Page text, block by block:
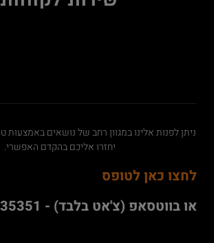
ניתן לפנות אלינו במגוון רחב של נושאים באמצעות
יחזרו אליכם בהקדם האפשרי.
לחצו כאן לטופס
או בווטסאפ (צ'אט בלבד) - 050-6635351